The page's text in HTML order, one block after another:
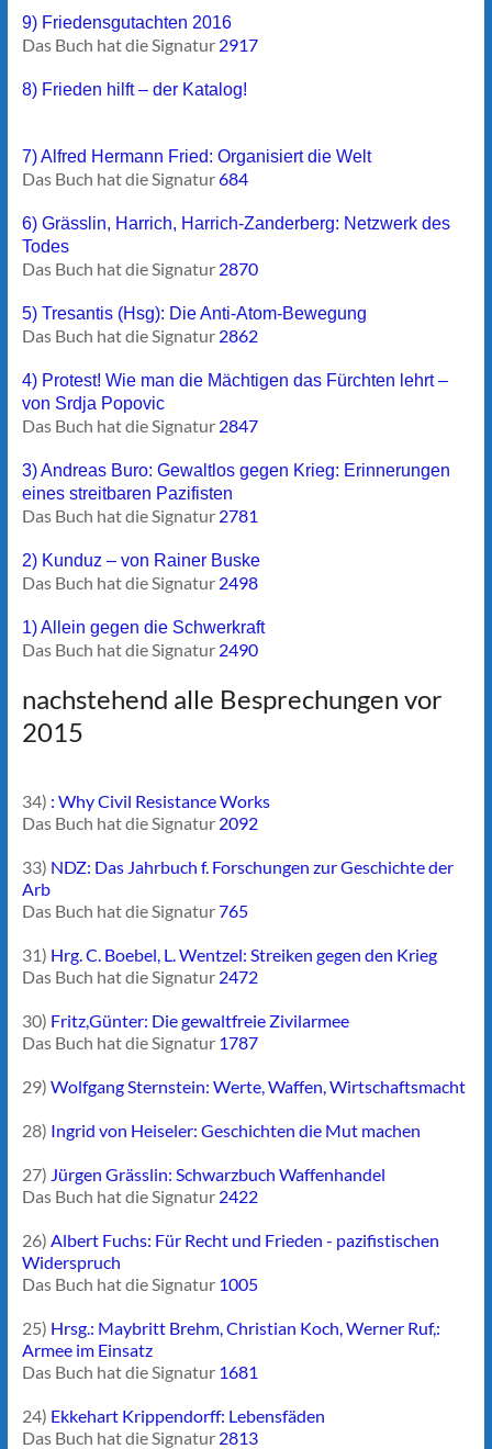
9) Friedensgutachten 2016
Das Buch hat die Signatur 2917
8) Frieden hilft – der Katalog!
7) Alfred Hermann Fried: Organisiert die Welt
Das Buch hat die Signatur684
6) Grässlin, Harrich, Harrich-Zanderberg: Netzwerk des
Todes
Das Buch hat die Signatur 2870
5) Tresantis (Hsg): Die Anti-Atom-Bewegung
Das Buch hat die Signatur 2862
4) Protest! Wie man die Mächtigen das Fürchten lehrt –
von Srdja Popovic
Das Buch hat die Signatur 2847
3) Andreas Buro: Gewaltlos gegen Krieg: Erinnerungen
eines streitbaren Pazifisten
Das Buch hat die Signatur 2781
2) Kunduz – von Rainer Buske
Das Buch hat die Signatur 2498
1) Allein gegen die Schwerkraft
Das Buch hat die Signatur 2490
nachstehend alle Besprechungen vor
2015
34) : Why Civil Resistance Works
Das Buch hat die Signatur 2092
33) NDZ: Das Jahrbuch f. Forschungen zur Geschichte der
Arb
Das Buch hat die Signatur765
31) Hrg. C. Boebel, L. Wentzel: Streiken gegen den Krieg
Das Buch hat die Signatur 2472
30) Fritz,Günter: Die gewaltfreie Zivilarmee
Das Buch hat die Signatur 1787
29) Wolfgang Sternstein: Werte, Waffen, Wirtschaftsmacht
28) Ingrid von Heiseler: Geschichten die Mut machen
27) Jürgen Grässlin: Schwarzbuch Waffenhandel
Das Buch hat die Signatur 2422
26) Albert Fuchs: Für Recht und Frieden - pazifistischen
Widerspruch
Das Buch hat die Signatur 1005
25) Hrsg.: Maybritt Brehm, Christian Koch, Werner Ruf,:
Armee im Einsatz
Das Buch hat die Signatur 1681
24) Ekkehart Krippendorff: Lebensfäden
Das Buch hat die Signatur 2813